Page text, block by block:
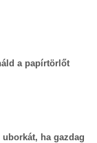
a papírtörlőt
ha gazdag